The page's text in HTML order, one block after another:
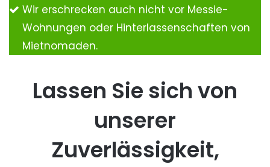
Wir erschrecken auch nicht vor Messie-
Wohnungen oder Hinterlassenschaften von
Mietnomaden.
Lassen Sie sich von
unserer
Zuverlässigkeit,